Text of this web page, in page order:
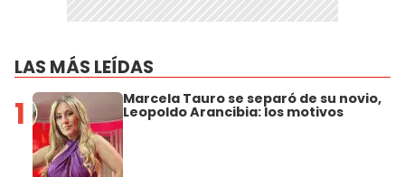
LAS MÁS LEÍDAS
1 Marcela Tauro se separó de su novio,
Leopoldo Arancibia: los motivos